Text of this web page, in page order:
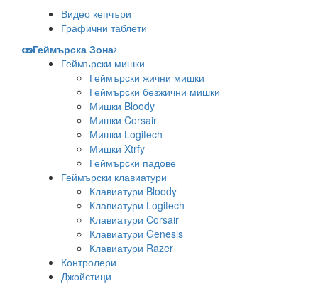
Видео кепчъри
Графични таблети
Геймърска Зона
Геймърски мишки
Геймърски жични мишки
Геймърски безжични мишки
Мишки Bloody
Мишки Corsair
Мишки Logitech
Мишки Xtrfy
Геймърски падове
Геймърски клавиатури
Клавиатури Bloody
Клавиатури Logitech
Клавиатури Corsair
Клавиатури Genesis
Клавиатури Razer
Контролери
Джойстици